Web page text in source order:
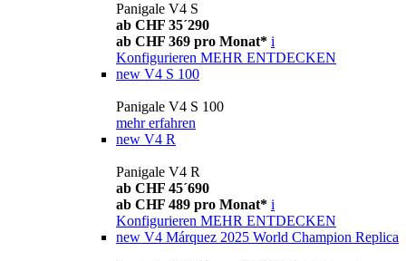
Panigale V4 S
ab CHF 35´290
ab CHF 369 pro Monat* i
Konfigurieren MEHR ENTDECKEN
new V4 S 100
Panigale V4 S 100
mehr erfahren
new V4 R
Panigale V4 R
ab CHF 45´690
ab CHF 489 pro Monat* i
Konfigurieren MEHR ENTDECKEN
new V4 Márquez 2025 World Champion Replica